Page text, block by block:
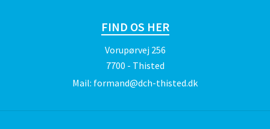
FIND OS HER
Vorupørvej 256
7700 - Thisted
Mail: formand@dch-thisted.dk